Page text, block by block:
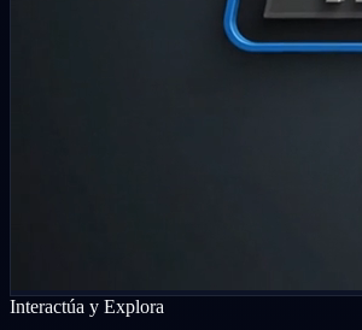
Interactúa y Explora